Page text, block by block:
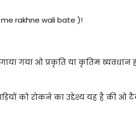
rakhne wali bate )!
गया ओ प्रकृति या कृतिम ब्यवधान
को रोकने का उद्देश्य यह है की ओ